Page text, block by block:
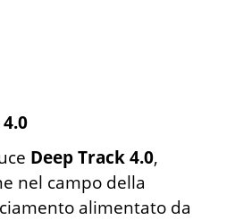
Deep Track 4.0,
nel campo della
alimentato da